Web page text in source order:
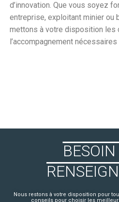
d’innovation. Que vous soyez
entreprise, exploitant minier ou
mettons à votre disposition les
l’accompagnement
Nous restons à votre disposition pour
conseils pour choisir les